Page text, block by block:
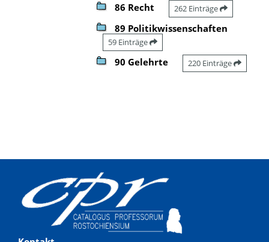
86 Recht 262 Einträge
89 Politikwissenschaften
59 Einträge
90 Gelehrte 220 Einträge